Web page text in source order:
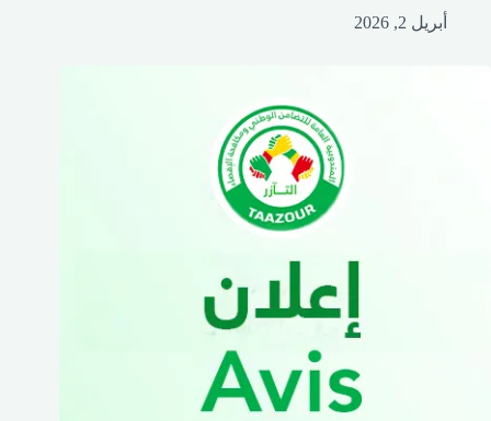
أبريل 2, 2026